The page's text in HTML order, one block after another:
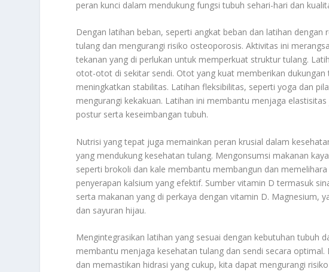
peran kunci dalam mendukung fungsi tubuh sehari-hari dan
Dengan latihan beban, seperti angkat beban dan latihan
tulang dan mengurangi risiko osteoporosis. Aktivitas ini
tekanan yang di perlukan untuk memperkuat struktur tulang.
otot-otot di sekitar sendi. Otot yang kuat memberikan
meningkatkan stabilitas. Latihan fleksibilitas, seperti yoga dan
mengurangi kekakuan. Latihan ini membantu menjaga
postur serta keseimbangan tubuh.
Nutrisi yang tepat juga memainkan peran krusial dalam
yang mendukung kesehatan tulang. Mengonsumsi makanan
seperti brokoli dan kale membantu membangun dan
penyerapan kalsium yang efektif. Sumber vitamin D termasuk
serta makanan yang di perkaya dengan vitamin D. Magnesium,
dan sayuran hijau.
Mengintegrasikan latihan yang sesuai dengan kebutuhan tubuh
membantu menjaga kesehatan tulang dan sendi secara
dan memastikan hidrasi yang cukup, kita dapat mengurangi